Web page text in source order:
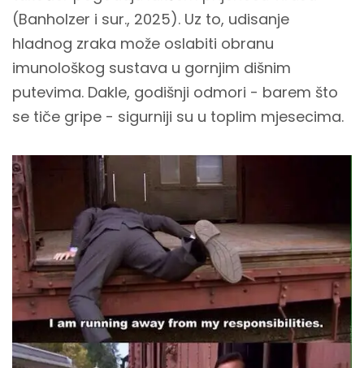
(Banholzer i sur., 2025). Uz to, udisanje
hladnog zraka može oslabiti obranu
imunološkog sustava u gornjim dišnim
putevima. Dakle, godišnji odmori - barem što
se tiče gripe - sigurniji su u toplim mjesecima.